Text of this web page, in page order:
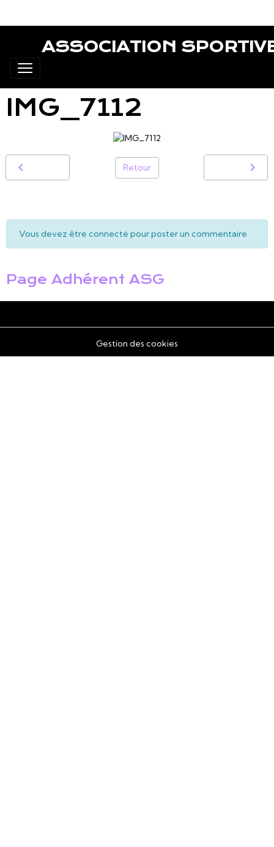
ASSOCIATION
IMG_7112
Retour
Vous devez être connecté pour poster un commentaire
Page Adhérent ASG
Gestion des cookies